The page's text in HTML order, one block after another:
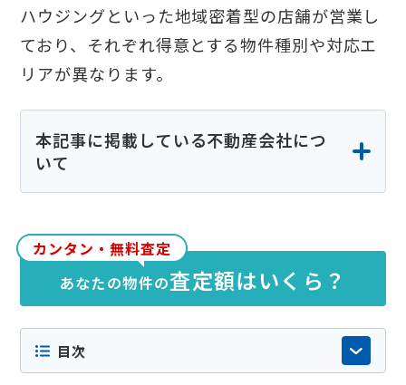
ハウジングといった地域密着型の店舗が営業し
ており、それぞれ得意とする物件種別や対応エ
リアが異なります。
本記事に掲載している不動産会社につ
いて
各社の公式サイトや公開情報、実際の検索結
果等をもとに当社が独自に調査・編集したも
のです。特定の企業からの依頼や広告掲載に
よるものではなく掲載順にも意図的な優劣は
ございません。内容の正確性や最新性には十
分配慮しておりますが店舗情報やサービス内
カンタン・無料査定
あなたの物件の査定額はいくら？
目次